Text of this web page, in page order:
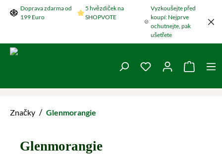
Přeskočit na hlavní obsah
Doprava zdarma od
199 Euro
5 hvězdiček na
SHOPVOTE
Vyzkoušejte před
koupí: Nejprve
ochutnejte, pak
ušetřete
Máte 0 položky v
Značky / Glenmorangie
Glenmorangie